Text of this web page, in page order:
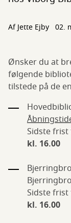
AfJette Ejby 02.
Ønsker du at
følgende
tilstede på de
Sidste
kl. 16.00
Sidste
kl. 16.00